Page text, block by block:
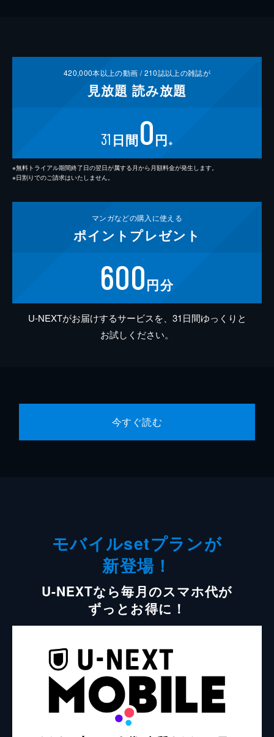
420,000本以上の動画 /210誌以上の雑誌が
見放題 読み放題
31 日間0円 ※
※無料トライアル期間終了日の翌日が属する月から月額料金が発生します。
※日割りでのご請求はいたしません。
マンガなどの購入に使える
ポイント プレゼント
600円分
U-NEXTがお届けするサービスを、31日間ゆっくりと
お試しください。
今すぐ読む
モバイルsetプランが
新登場！
U-NEXTなら毎月のスマホ代が
ずっとお得に！